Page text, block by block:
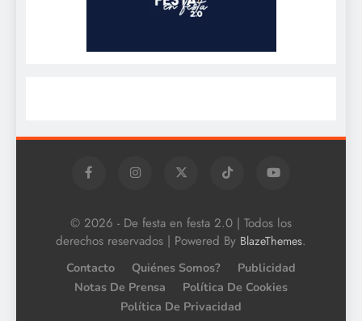
© 2026 - De festa en festa 2.0 | Todos los
derechos reservados | Powered By BlazeThemes.
Contacto Quiénes Somos?
Publicidad
Notas De Prensa
Política De Cookies
Política De Privacidad